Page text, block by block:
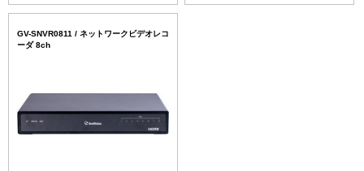
GV-SNVR0811 / ネットワークビデオレコ
ーダ 8ch